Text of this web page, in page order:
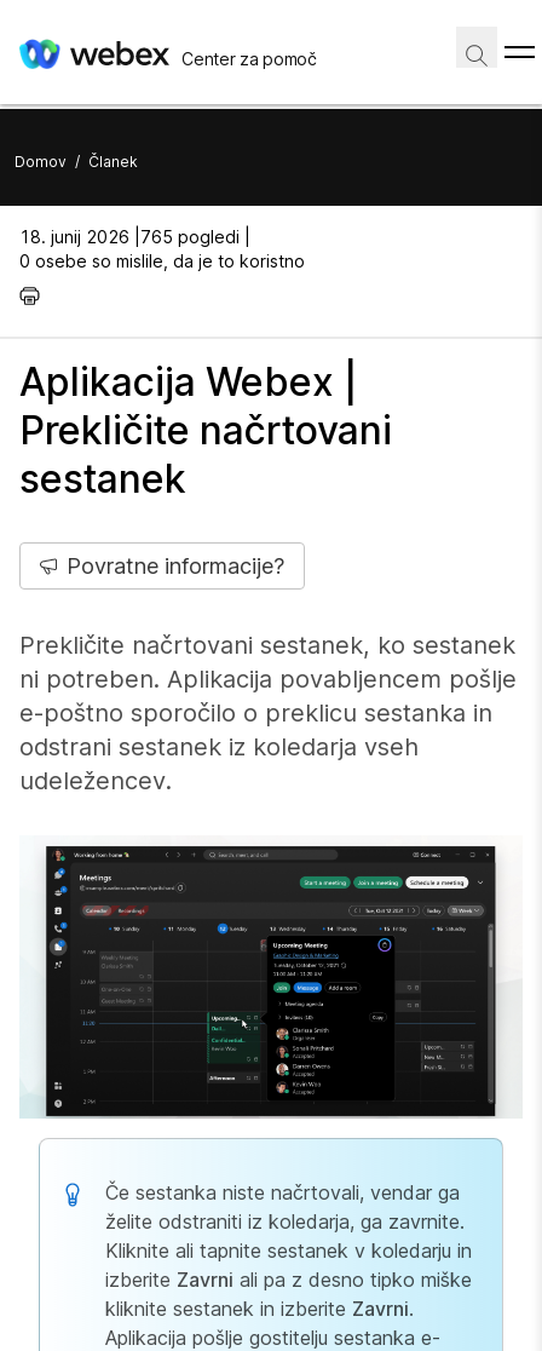
Center za pomoč
Domov / Članek
18. junij 2026 | 765 pogledi |
0 osebe so mislile, da je to koristno
Aplikacija Webex |
Prekličite načrtovani
sestanek
Povratne informacije?
Prekličite načrtovani sestanek, ko sestanek
ni potreben. Aplikacija povabljencem pošlje
e-poštno sporočilo o preklicu sestanka in
odstrani sestanek iz koledarja vseh
udeležencev.
Če sestanka niste načrtovali, vendar ga
želite odstraniti iz koledarja, ga zavrnite.
Kliknite ali tapnite sestanek v koledarju in
izberite Zavrni ali pa z desno tipko miške
kliknite sestanek in izberite Zavrni.
Aplikacija pošlje gostitelju sestanka e-